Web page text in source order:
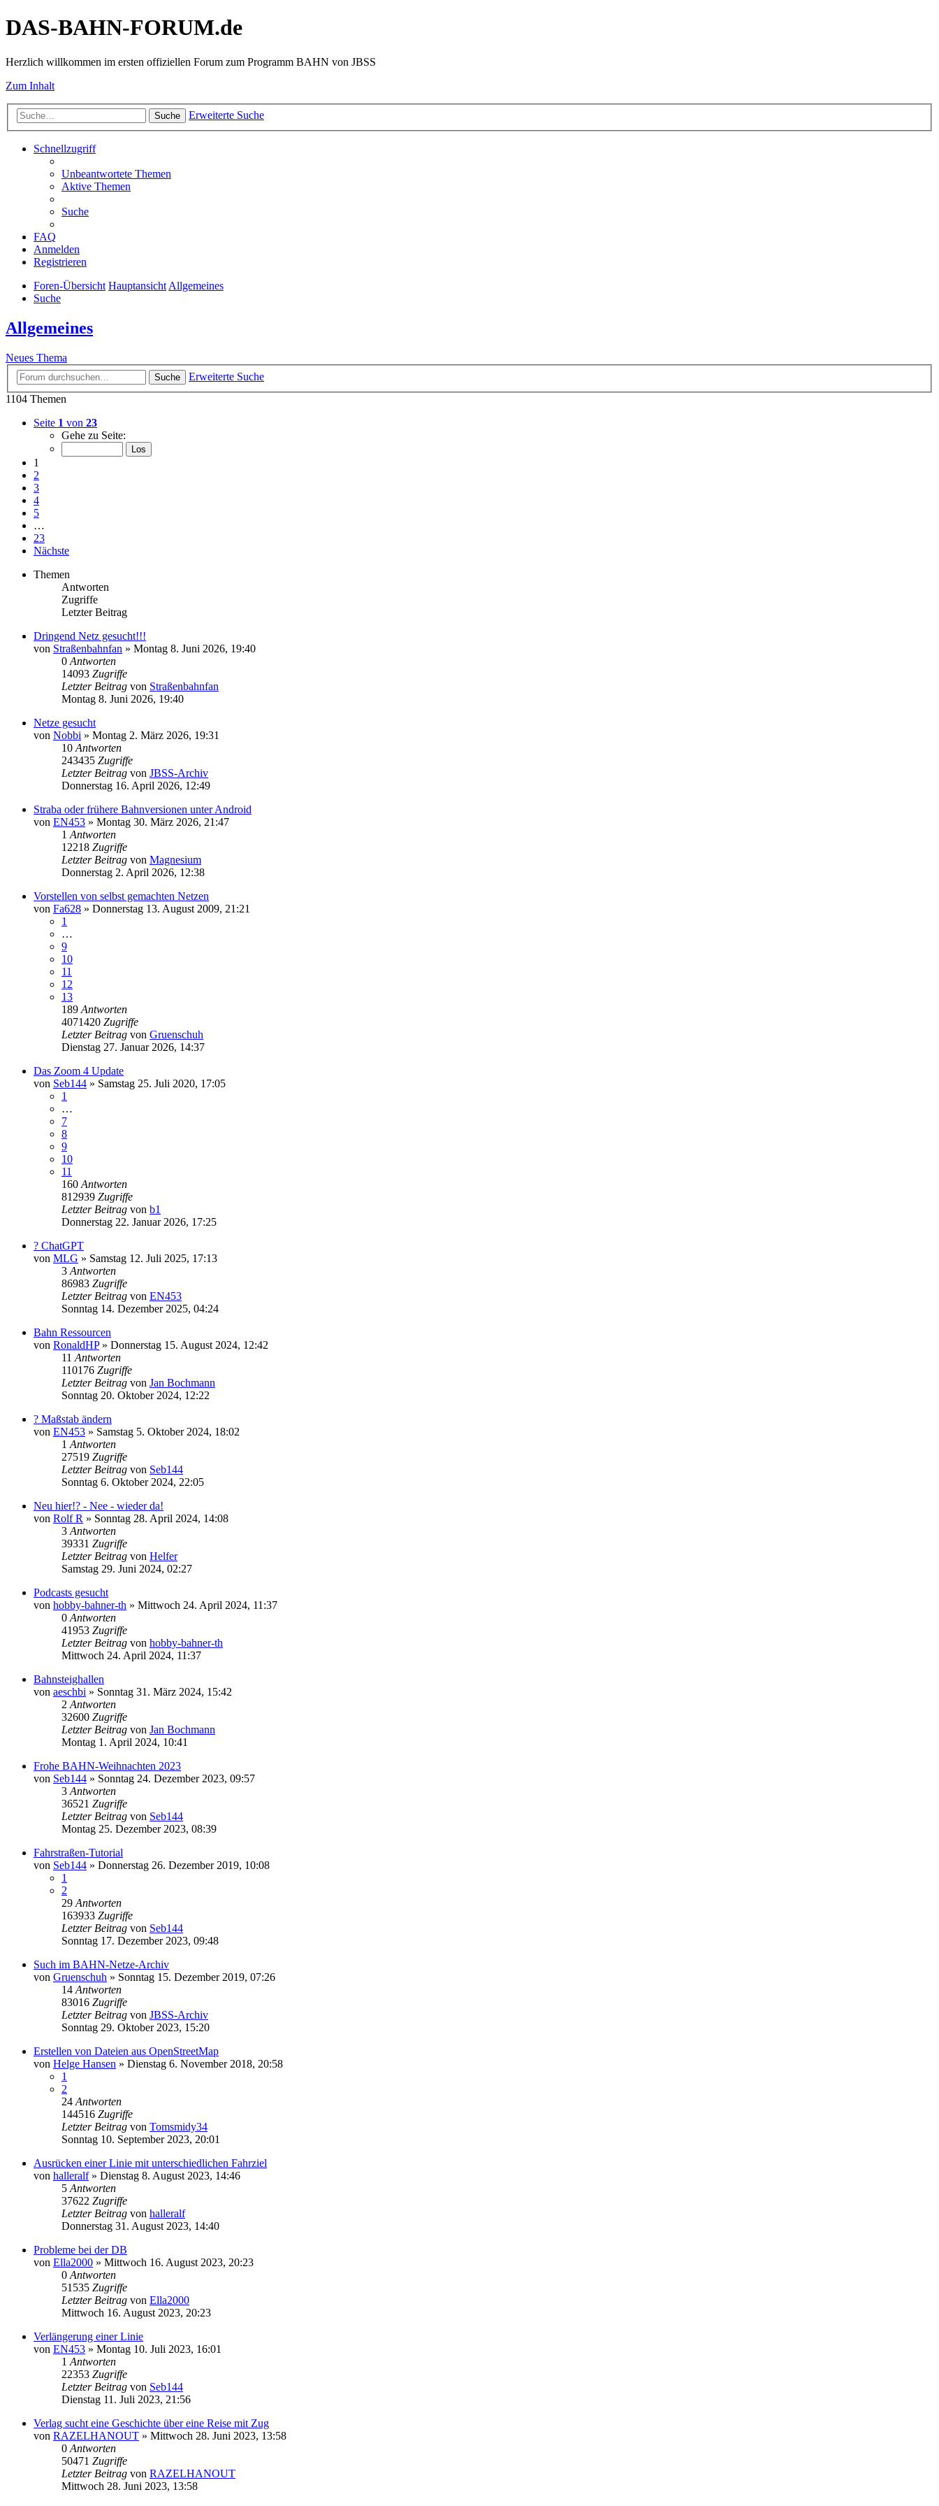
DAS-BAHN-FORUM.de
Herzlich willkommen im ersten offiziellen Forum zum Programm BAHN von JBSS
Zum Inhalt
Suche Erweiterte Suche
Schnellzugriff
Unbeantwortete Themen
Aktive Themen
Suche
FAQ
Anmelden
Registrieren
Foren-Übersicht HauptansichtAllgemeines
Suche
Allgemeines
Neues Thema
Suche
Erweiterte Suche
1104 Themen
Seite 1 von 23
Gehe zu Seite:
1
2
3
4
5
…
23
Nächste
Themen
Antworten
Zugriffe
Letzter Beitrag
Dringend Netz gesucht!!!
von Straßenbahnfan » Montag 8. Juni 2026, 19:40
0 Antworten
14093 Zugriffe
Letzter Beitrag von Straßenbahnfan
Montag 8. Juni 2026, 19:40
Netze gesucht
von Nobbi » Montag 2. März 2026, 19:31
10 Antworten
243435 Zugriffe
Letzter Beitrag von JBSS-Archiv
Donnerstag 16. April 2026, 12:49
Straba oder frühere Bahnversionen unter Android
von EN453 » Montag 30. März 2026, 21:47
1 Antworten
12218 Zugriffe
Letzter Beitrag von Magnesium
Donnerstag 2. April 2026, 12:38
Vorstellen von selbst gemachten Netzen
von Fa628 » Donnerstag 13. August 2009, 21:21
1
…
9
10
11
12
13
189 Antworten
4071420 Zugriffe
Letzter Beitrag von Gruenschuh
Dienstag 27. Januar 2026, 14:37
Das Zoom 4 Update
von Seb144 » Samstag 25. Juli 2020, 17:05
1
…
7
8
9
10
11
160 Antworten
812939 Zugriffe
Letzter Beitrag von b1
Donnerstag 22. Januar 2026, 17:25
? ChatGPT
von MLG » Samstag 12. Juli 2025, 17:13
3 Antworten
86983 Zugriffe
Letzter Beitrag von EN453
Sonntag 14. Dezember 2025, 04:24
Bahn Ressourcen
von RonaldHP» Donnerstag 15. August 2024, 12:42
11 Antworten
110176 Zugriffe
Letzter Beitrag von Jan Bochmann
Sonntag 20. Oktober 2024, 12:22
? Maßstab ändern
von EN453 » Samstag 5. Oktober 2024, 18:02
1 Antworten
27519 Zugriffe
Letzter Beitrag von Seb144
Sonntag 6. Oktober 2024, 22:05
Neu hier!? - Nee - wieder da!
von Rolf R » Sonntag 28. April 2024, 14:08
3 Antworten
39331 Zugriffe
Letzter Beitrag von Helfer
Samstag 29. Juni 2024, 02:27
Podcasts gesucht
von hobby-bahner-th » Mittwoch 24. April 2024, 11:37
0 Antworten
41953 Zugriffe
Letzter Beitrag von hobby-bahner-th
Mittwoch 24. April 2024, 11:37
Bahnsteighallen
von aeschbi » Sonntag 31. März 2024, 15:42
2 Antworten
32600 Zugriffe
Letzter Beitrag von Jan Bochmann
Montag 1. April 2024, 10:41
Frohe BAHN-Weihnachten 2023
von Seb144 » Sonntag 24. Dezember 2023, 09:57
3 Antworten
36521 Zugriffe
Letzter Beitrag von Seb144
Montag 25. Dezember 2023, 08:39
Fahrstraßen-Tutorial
von Seb144 » Donnerstag 26. Dezember 2019, 10:08
1
2
29 Antworten
163933 Zugriffe
Letzter Beitrag von Seb144
Sonntag 17. Dezember 2023, 09:48
Such im BAHN-Netze-Archiv
von Gruenschuh » Sonntag 15. Dezember 2019, 07:26
14 Antworten
83016 Zugriffe
Letzter Beitrag von JBSS-Archiv
Sonntag 29. Oktober 2023, 15:20
Erstellen von Dateien aus OpenStreetMap
von Helge Hansen » Dienstag 6. November 2018, 20:58
1
2
24 Antworten
144516 Zugriffe
Letzter Beitrag von Tomsmidy34
Sonntag 10. September 2023, 20:01
Ausrücken einer Linie mit unterschiedlichen Fahrziel
von halleralf» Dienstag 8. August 2023, 14:46
5 Antworten
37622 Zugriffe
Letzter Beitrag von halleralf
Donnerstag 31. August 2023, 14:40
Probleme bei der DB
von Ella2000 » Mittwoch 16. August 2023, 20:23
0 Antworten
51535 Zugriffe
Letzter Beitrag von Ella2000
Mittwoch 16. August 2023, 20:23
Verlängerung einer Linie
von EN453 » Montag 10. Juli 2023, 16:01
1 Antworten
22353 Zugriffe
Letzter Beitrag von Seb144
Dienstag 11. Juli 2023, 21:56
Verlag sucht eine Geschichte über eine Reise mit Zug
von RAZELHANOUT » Mittwoch 28. Juni 2023, 13:58
0 Antworten
50471 Zugriffe
Letzter Beitrag von RAZELHANOUT
Mittwoch 28. Juni 2023, 13:58